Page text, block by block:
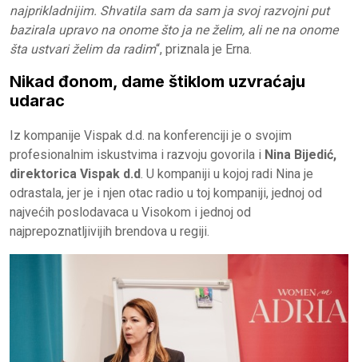
najprikladnijim. Shvatila sam da sam ja svoj razvojni put
bazirala upravo na onome što ja ne želim, ali ne na onome
šta ustvari želim da radim“, priznala je Erna.
Nikad đonom, dame štiklom uzvraćaju
udarac
Iz kompanije Vispak d.d. na konferenciji je o svojim
profesionalnim iskustvima i razvoju govorila i Nina Bijedić,
direktorica Vispak d.d. U kompaniji u kojoj radi Nina je
odrastala, jer je i njen otac radio u toj kompaniji, jednoj od
najvećih poslodavaca u Visokom i jednoj od
najprepoznatljivijih brendova u regiji.